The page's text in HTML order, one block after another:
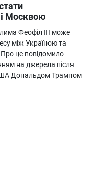
Москвою
Феофіл III може
між Україною та
це повідомило
на джерела після
Дональдом Трампом